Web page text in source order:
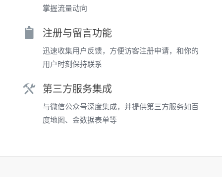
掌握流量动向
注册与留言功能
迅速收集用户反馈，方便访客注册申请，和你的
用户时刻保持联系
第三方服务集成
与微信公众号深度集成，并提供第三方服务如百
度地图、金数据表单等